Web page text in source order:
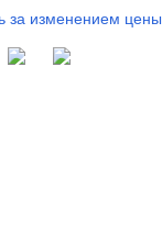
за изменением цены